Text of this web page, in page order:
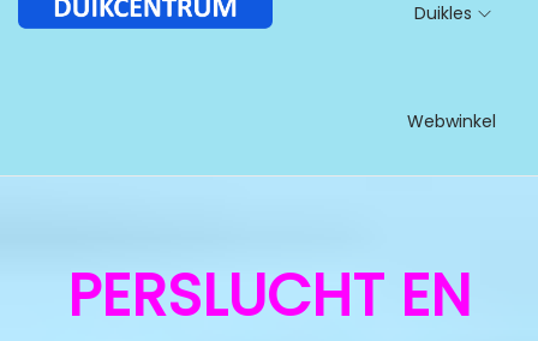
v
i
Duikles
Webwinkel
PERSLUCHT EN